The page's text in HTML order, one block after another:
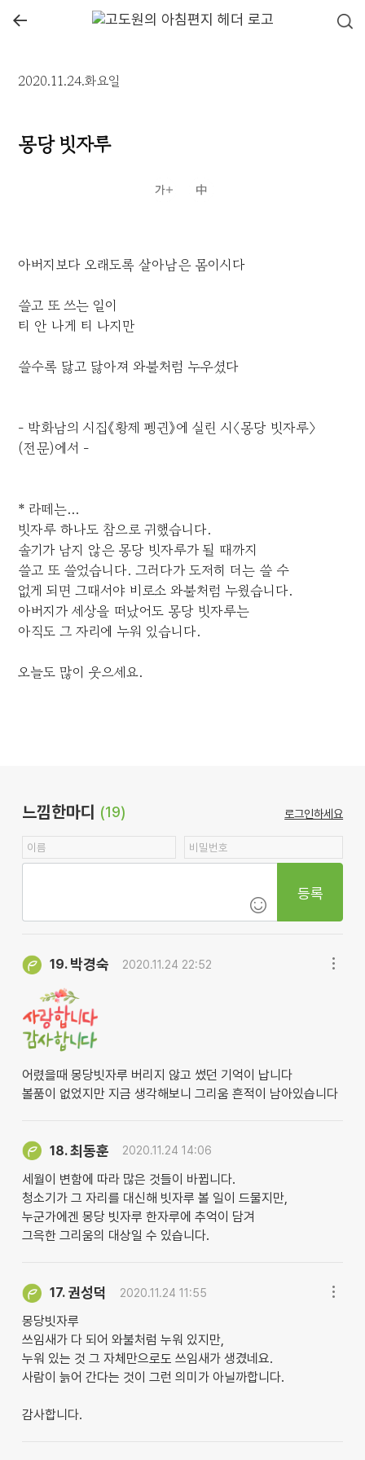
←
2020.11.24.화요일
몽당 빗자루
아버지보다 오래도록 살아남은 몸이시다
쓸고 또 쓰는 일이
티 안 나게 티 나지만
쓸수록 닳고 닳아져 와불처럼 누우셨다
- 박화남의 시집《황제 펭귄》에 실린 시〈몽당 빗자루〉
(전문)에서 -
* 라떼는...
빗자루 하나도 참으로 귀했습니다.
솔기가 남지 않은 몽당 빗자루가 될 때까지
쓸고 또 쓸었습니다. 그러다가 도저히 더는 쓸 수
없게 되면 그때서야 비로소 와불처럼 누웠습니다.
아버지가 세상을 떠났어도 몽당 빗자루는
아직도 그 자리에 누워 있습니다.
오늘도 많이 웃으세요.
느낌한마디 (19) 로그인하세요
등록
19. 박경숙 2020.11.24 22:52
어렸을때 몽당빗자루 버리지 않고 썼던 기억이 납니다
볼품이 없었지만 지금 생각해보니 그리움 흔적이 남아있습니다
18.최동훈 2020.11.24 14:06
세월이 변함에 따라 많은 것들이 바뀝니다.
청소기가 그 자리를 대신해 빗자루 볼 일이 드물지만,
누군가에겐 몽당 빗자루 한자루에 추억이 담겨
그윽한 그리움의 대상일 수 있습니다.
17. 권성덕 2020.11.24 11:55
몽당빗자루
쓰임새가 다 되어 와불처럼 누워 있지만,
누워 있는 것 그 자체만으로도 쓰임새가 생겼네요.
사람이 늙어 간다는 것이 그런 의미가 아닐까합니다.
감사합니다.